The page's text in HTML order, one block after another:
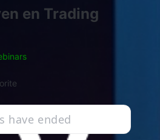
en Trading
have ended